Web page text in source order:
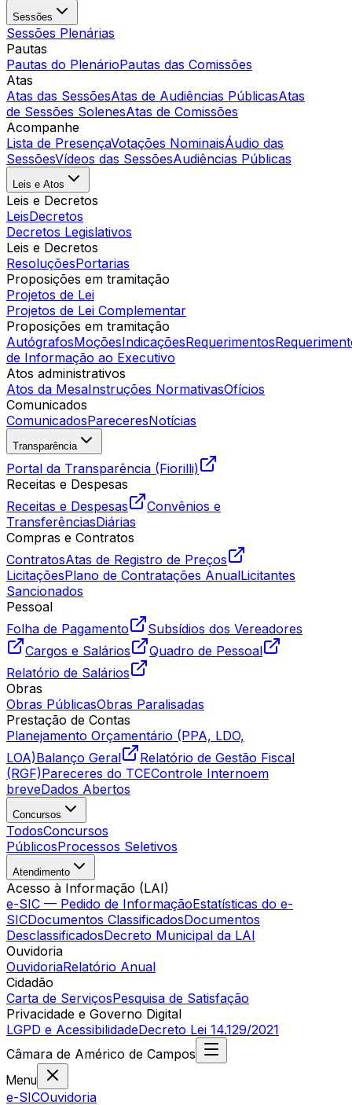
Sessões
Sessões Plenárias
Pautas
Pautas do PlenárioPautas das Comissões
Atas
Atas das SessõesAtas de Audiências PúblicasAtas
de Sessões SolenesAtas de Comissões
Acompanhe
Lista de PresençaVotações NominaisÁudio das
SessõesVídeos das SessõesAudiências Públicas
Leis e Atos
Leis e Decretos
LeisDecretos
Decretos Legislativos
Leis e Decretos
ResoluçõesPortarias
Proposições em tramitação
Projetos de Lei
Projetos de Lei Complementar
Proposições em tramitação
AutógrafosMoçõesIndicaçõesRequerimentos
de Informação ao Executivo
Atos administrativos
Atos da MesaInstruções NormativasOfícios
Comunicados
ComunicadosPareceresNotícias
Transparência
Portal da Transparência (Fiorilli)
Receitas e Despesas
Receitas e Despesas
Convênios e
TransferênciasDiárias
Compras e Contratos
ContratosAtas de Registro de Preços
LicitaçõesPlano de Contratações AnualLicitantes
Sancionados
Pessoal
Folha de Pagamento
Subsídios dos Vereadores
Cargos e Salários
Quadro de Pessoal
Relatório de Salários
Obras
Obras PúblicasObras Paralisadas
Prestação de Contas
Planejamento Orçamentário (PPA, LDO,
LOA)Balanço Geral
Relatório de Gestão Fiscal
(RGF)Pareceres do TCEControle Internoem
breveDados Abertos
Concursos
TodosConcursos
PúblicosProcessos Seletivos
Atendimento
Acesso à Informação (LAI)
e-SIC — Pedido de InformaçãoEstatísticas do e-
SICDocumentos ClassificadosDocumentos
DesclassificadosDecreto Municipal da LAI
Ouvidoria
OuvidoriaRelatório Anual
Cidadão
Carta de ServiçosPesquisa de Satisfação
Privacidade e Governo Digital
LGPD e AcessibilidadeDecreto Lei 14.129/2021
Câmara de Américo de Campos
Menu
e-SICOuvidoria